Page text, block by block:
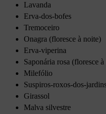
Lavanda
Erva-dos-bofes
Tremoceiro
Onagra (floresce à noite)
Erva-viperina
Saponária rosa (floresce
Milefólio
Suspiros-roxos-dos-
Girassol
Malva silvestre